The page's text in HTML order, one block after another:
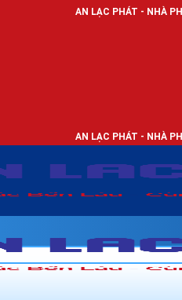
AN LẠC PHÁT - NHÀ PHÂN PHỐI THIẾT
AN LẠC PHÁT - NHÀ PHÂN PHỐI THIẾT